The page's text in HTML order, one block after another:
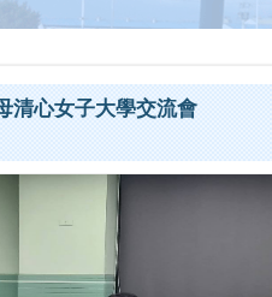
清心女子大學交流會